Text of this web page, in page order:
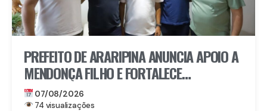
PREFEITO DE ARARIPINA ANUNCIA APOIO A
MENDONÇA FILHO E FORTALECE
CANDIDATURA NO SERTÃO
07/08/2026
74 visualizações